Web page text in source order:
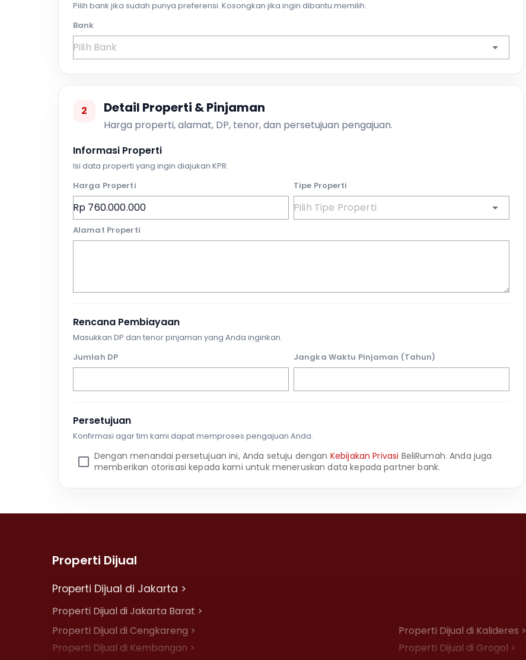
Pilih bank jika sudah punya preferensi. Kosongkan jika ingin dibantu memilih.
Bank
2 Detail Properti & Pinjaman
Harga properti, alamat, DP, tenor, dan persetujuan pengajuan.
Informasi Properti
Isi data properti yang ingin diajukan KPR.
Harga Properti
Tipe Properti
Alamat Properti
Rencana Pembiayaan
Masukkan DP dan tenor pinjaman yang Anda inginkan.
Jumlah DP
Jangka Waktu Pinjaman (Tahun)
Persetujuan
Konfirmasi agar tim kami dapat memproses pengajuan Anda.
Dengan menandai persetujuan ini, Anda setuju dengan Kebijakan Privasi BeliRumah. Anda juga
memberikan otorisasi kepada kami untuk meneruskan data kepada partner bank.
Properti Dijual
Properti Dijual di Jakarta >
Properti Dijual di Jakarta Barat >
Properti Dijual di Cengkareng >
Properti Dijual di Kalideres >
Properti Dijual di Kembangan >
Properti Dijual di Grogol >